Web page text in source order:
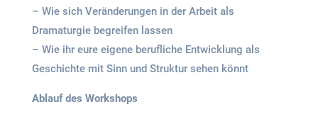
– Wie sich Veränderungen in der Arbeit als
Dramaturgie begreifen lassen
– Wie ihr eure eigene berufliche Entwicklung als
Geschichte mit Sinn und Struktur sehen könnt
Ablauf des Workshops